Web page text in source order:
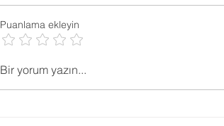
Psikolojik ONLİNE TESTLER
Puanlama ekleyin
Bir yorum yazın...